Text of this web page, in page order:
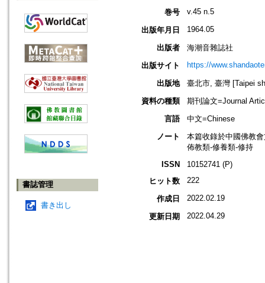
書誌管理
書き出し
巻号
v.45 n.5
出版年月日 1964.05
出版者
海潮音雜誌社
出版サイト
https://
出版地
臺北市, 臺灣 [Taipei
資料の種類
期刊論文=Journal
言語
中文=Chinese
ノート
本篇收錄於中國佛教
佈教類-修養類-修持
ISSN
10152741 (P)
ヒット数
222
作成日 2022.02.19
更新日期 2022.04.29